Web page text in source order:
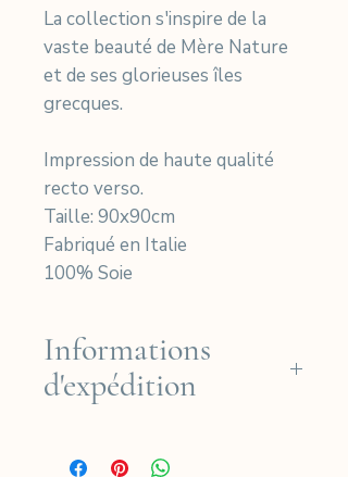
La collection s'inspire de la
vaste beauté de Mère Nature
et de ses glorieuses îles
grecques.
Impression de haute qualité
recto verso.
Taille: 90x90cm
Fabriqué en Italie
100% Soie
Informations
d'expédition
en région française pour les